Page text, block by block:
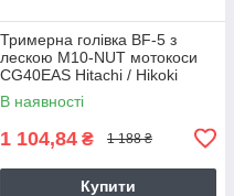
Тримерна голівка BF-5 з
лескою M10-NUT мотокоси
CG40EAS Hitachi / Hikoki
6695784
В наявності
1 104,84 ₴ 1 188 ₴
Купити